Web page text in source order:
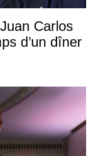
Carlos
d’un dîner